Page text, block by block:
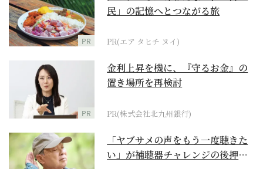
PR
民」の記憶へとつながる旅
PR(エア タヒチ ヌイ)
PR
金利上昇を機に、『守るお金』の
置き場所を再検討
PR(株式会社北九州銀行)
「ヤブサメの声をもう一度聴きた
い」が補聴器チャレンジの後押し